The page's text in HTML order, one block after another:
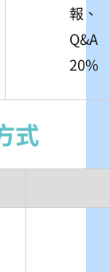
報、
Q&A
20%